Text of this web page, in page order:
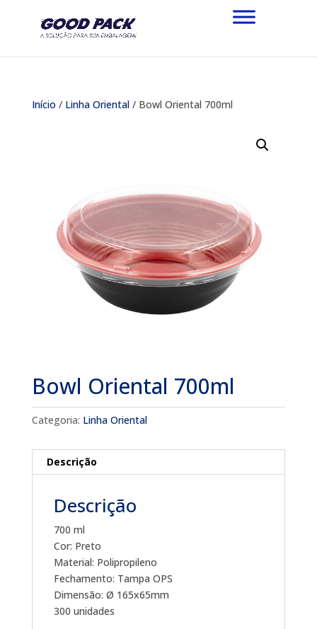
Início / Linha Oriental/ Bowl Oriental 700ml
Bowl Oriental 700ml
Categoria: Linha Oriental
Descrição
Descrição
700 ml
Cor: Preto
Material: Polipropileno
Fechamento: Tampa OPS
Dimensão: Ø 165x65mm
300 unidades